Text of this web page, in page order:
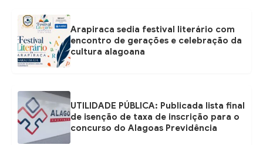
Arapiraca sedia festival literário com
encontro de gerações e celebração da
cultura alagoana
UTILIDADE PÚBLICA: Publicada lista final
de isenção de taxa de inscrição para o
concurso do Alagoas Previdência